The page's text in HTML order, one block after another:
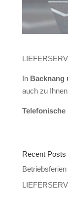
In Backnang
auch zu
Telefonische
Recent Posts